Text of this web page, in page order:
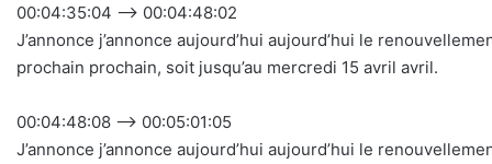
00:04:35:04 –> 00:04:48:02
J’annonce j’annonce aujourd’hui aujourd’hui le
prochain prochain, soit jusqu’au mercredi 15 avril avril.
00:04:48:08 –> 00:05:01:05
J’annonce j’annonce aujourd’hui aujourd’hui le